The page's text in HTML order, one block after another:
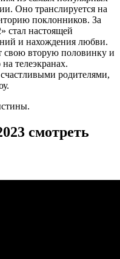
Оно транслируется на
поклонников. За
стал настоящей
и нахождения любви.
свою вторую половинку и
телеэкранах.
родителями,
смотреть